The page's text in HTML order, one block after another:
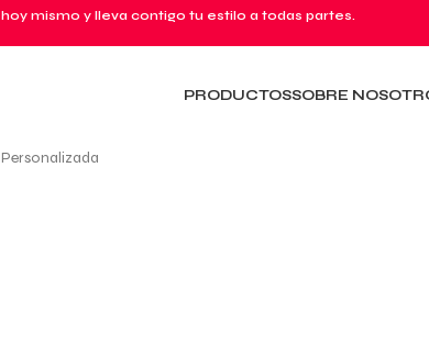
hoy mismo y lleva contigo tu estilo a todas partes.
PRODUCTOSSOBRE